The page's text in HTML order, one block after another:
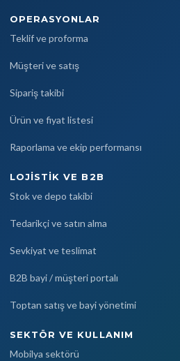
OPERASYONLAR
Teklif ve proforma
Müşteri ve satış
Sipariş takibi
Ürün ve fiyat listesi
Raporlama ve ekip performansı
LOJISTIK VE B2B
Stok ve depo takibi
Tedarikçi ve satın alma
Sevkiyat ve teslimat
B2B bayi / müşteri portalı
Toptan satış ve bayi yönetimi
SEKTÖR VE KULLANIM
Mobilya sektörü